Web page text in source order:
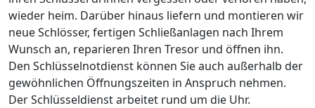
wieder heim. Darüber hinaus liefern und montieren wir
neue Schlösser, fertigen Schließanlagen nach Ihrem
Wunsch an, reparieren Ihren Tresor und öffnen ihn.
Den Schlüsselnotdienst können Sie auch außerhalb der
gewöhnlichen Öffnungszeiten in Anspruch nehmen.
Der Schlüsseldienst arbeitet rund um die Uhr.